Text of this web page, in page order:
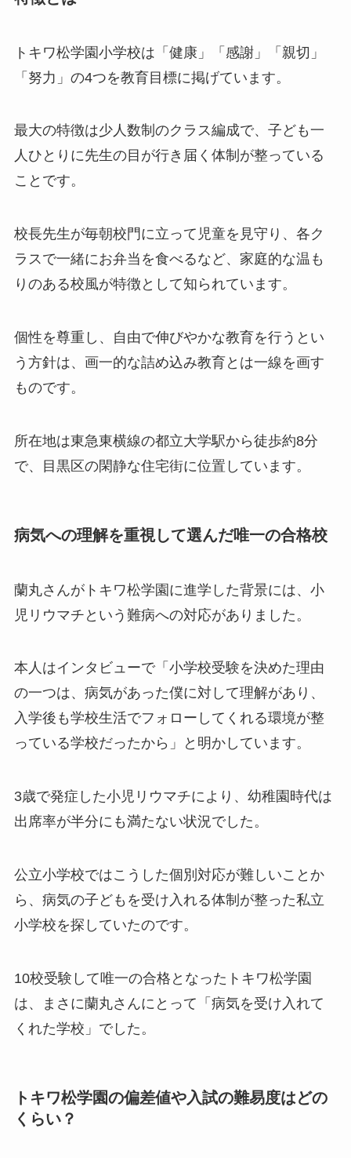
トキワ松学園小学校は「健康」「感謝」「親切」
「努力」の4つを教育目標に掲げています。
最大の特徴は少人数制のクラス編成で、子ども一
人ひとりに先生の目が行き届く体制が整っている
ことです。
校長先生が毎朝校門に立って児童を見守り、各ク
ラスで一緒にお弁当を食べるなど、家庭的な温も
りのある校風が特徴として知られています。
個性を尊重し、自由で伸びやかな教育を行うとい
う方針は、画一的な詰め込み教育とは一線を画す
ものです。
所在地は東急東横線の都立大学駅から徒歩約8分
で、目黒区の閑静な住宅街に位置しています。
病気への理解を重視して選んだ唯一の合格校
蘭丸さんがトキワ松学園に進学した背景には、小
児リウマチという難病への対応がありました。
本人はインタビューで「小学校受験を決めた理由
の一つは、病気があった僕に対して理解があり、
入学後も学校生活でフォローしてくれる環境が整
っている学校だったから」と明かしています。
3歳で発症した小児リウマチにより、幼稚園時代は
出席率が半分にも満たない状況でした。
公立小学校ではこうした個別対応が難しいことか
ら、病気の子どもを受け入れる体制が整った私立
小学校を探していたのです。
10校受験して唯一の合格となったトキワ松学園
は、まさに蘭丸さんにとって「病気を受け入れて
くれた学校」でした。
トキワ松学園の偏差値や入試の難易度はどの
くらい？